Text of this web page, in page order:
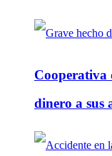
Cooperativa
dinero a sus